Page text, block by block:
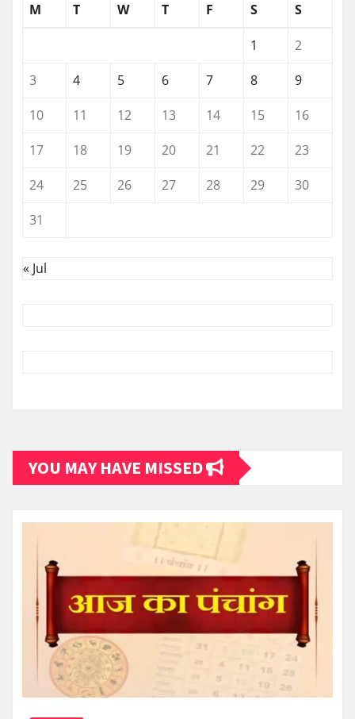
M
T W T F S S
1
2
3
4 5 6 7 8
9
10
11 12 13 14 15
16
17
18 19 20 21 22
23
24
25 26 27 28 29
30
31
« Jul
YOU MAY HAVE MISSED